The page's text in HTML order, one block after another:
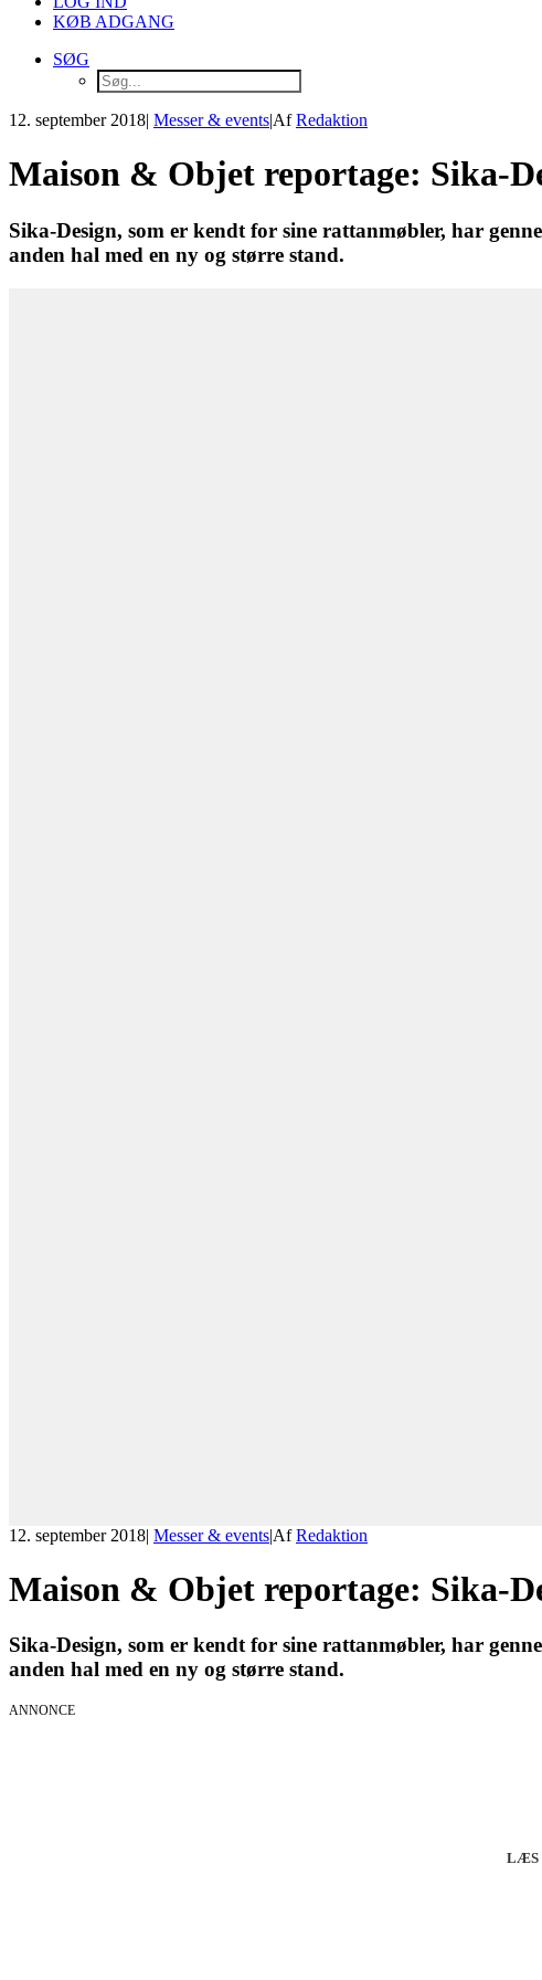
KØB ADGANG
SØG
12. september 2018| Messer & events|AfRedaktion
Maison & Objet reportage: Sika-
Sika-Design, som er kendt for sine rattanmøbler, har
anden hal med en ny og større stand.
12. september 2018| Messer & events|AfRedaktion
Maison & Objet reportage: Sika-
Sika-Design, som er kendt for sine rattanmøbler, har
anden hal med en ny og større stand.
ANNONCE
LÆS